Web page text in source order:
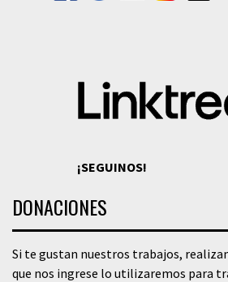
¡SEGUINOS!
DONACIONES
Si te gustan nuestros trabajos,
que nos ingrese lo utilizaremos para